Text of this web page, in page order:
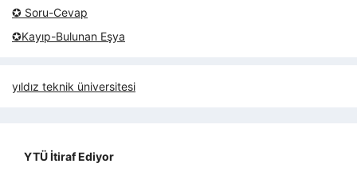
✪ Soru-Cevap
✪Kayıp-Bulunan Eşya
yıldız teknik üniversitesi
YTÜ İtiraf Ediyor